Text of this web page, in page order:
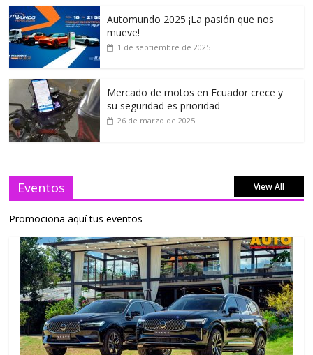
Automundo 2025 ¡La pasión que nos
mueve!
1 de septiembre de 2025
Mercado de motos en Ecuador crece y
su seguridad es prioridad
26 de marzo de 2025
Eventos View All
Promociona aquí tus eventos